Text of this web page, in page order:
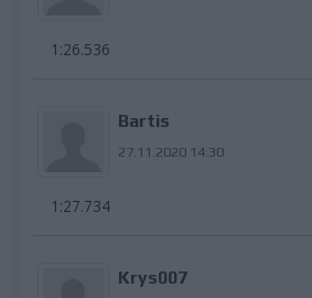
1:26.536
Bartis
27.11.2020 14:30
1:27.734
Krys007